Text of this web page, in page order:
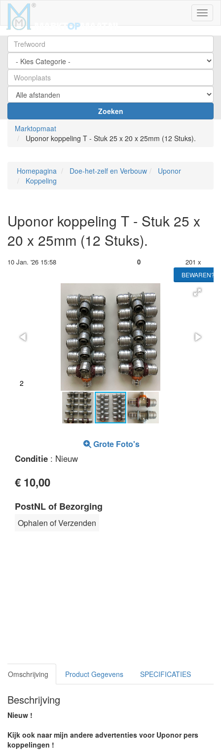
Zoeken
Marktopmaat
Uponor koppeling T - Stuk 25 x 20 x 25mm (12 Stuks).
Homepagina Doe-het-zelf en Verbouw
Uponor
Koppeling
Uponor koppeling T - Stuk 25 x
20 x 25mm (12 Stuks).
10 Jan. '26 15:58 0 201 x
BEWAREN?
2
Grote Foto's
Conditie : Nieuw
€ 10,00
PostNL of Bezorging
Ophalen of Verzenden
Omschrijving Product Gegevens SPECIFICATIES
Beschrijving
Nieuw !
Kijk ook naar mijn andere advertenties voor Uponor pers
koppelingen !